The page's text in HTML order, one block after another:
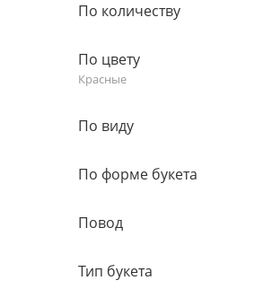
По количеству
По цвету
Красные
По виду
По форме букета
Повод
Тип букета